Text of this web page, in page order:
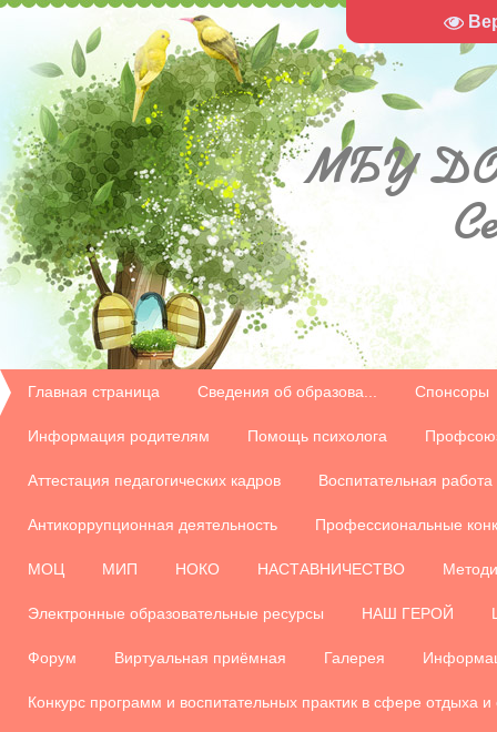
МБУ
Главная страница Сведения об образова... Спонсоры
Информация родителям Помощь психолога
Аттестация педагогических кадров Воспитательная работа
Антикоррупционная деятельность Профессиональные
МОЦ МИП НОКО НАСТАВНИЧЕСТВО
Электронные образовательные ресурсы НАШ ГЕРОЙ
Форум Виртуальная приёмная Галерея
Конкурс программ и воспитательных практик в сфере отдыха